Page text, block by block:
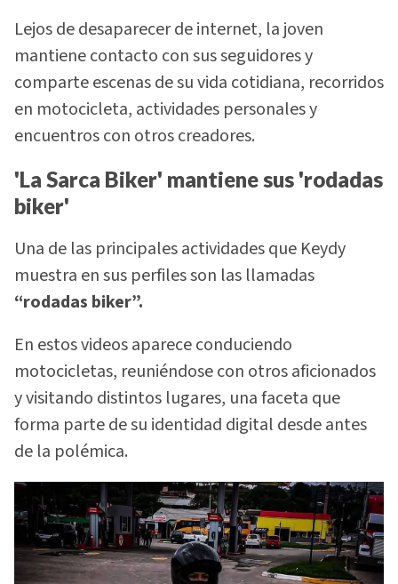
Lejos de desaparecer de internet, la joven
mantiene contacto con sus seguidores y
comparte escenas de su vida cotidiana, recorridos
en motocicleta, actividades personales y
encuentros con otros creadores.
'La Sarca Biker' mantiene sus 'rodadas
biker'
Una de las principales actividades que Keydy
muestra en sus perfiles son las llamadas
“rodadas biker”.
En estos videos aparece conduciendo
motocicletas, reuniéndose con otros aficionados
y visitando distintos lugares, una faceta que
forma parte de su identidad digital desde antes
de la polémica.